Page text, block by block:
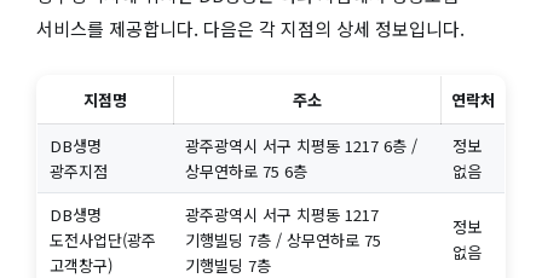
서비스를 제공합니다. 다음은 각 지점의 상세 정보입니다.
지점명 주소
연락처
DB생명
광주지점
광주광역시 서구 치평동 1217 6층 /
상무연하로 75 6층
정보
없음
DB생명
도전사업단(광주
고객창구)
광주광역시 서구 치평동 1217
기행빌딩 7층 / 상무연하로 75
기행빌딩 7층
정보
없음